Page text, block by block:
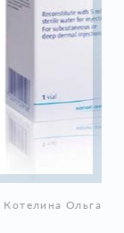
Котелина Ольга